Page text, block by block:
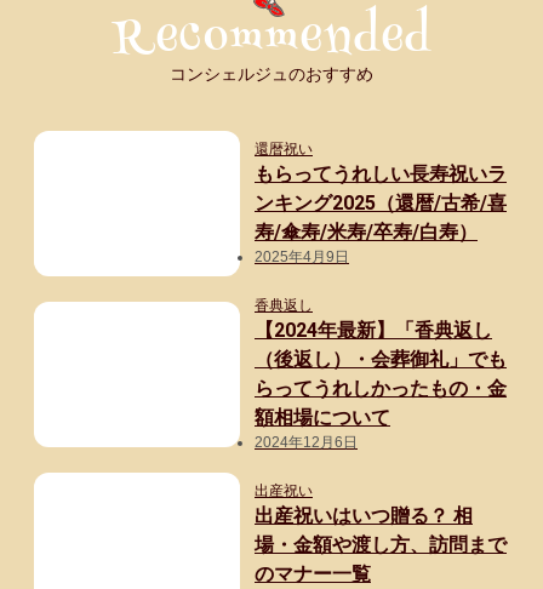
コンシェルジュのおすすめ
還暦祝い
もらってうれしい長寿祝いラ
ンキング2025（還暦/古希/喜
寿/傘寿/米寿/卒寿/白寿）
2025年4月9日
香典返し
【2024年最新】「香典返し
（後返し）・会葬御礼」でも
らってうれしかったもの・金
額相場について
2024年12月6日
出産祝い
出産祝いはいつ贈る？ 相
場・金額や渡し方、訪問まで
のマナー一覧